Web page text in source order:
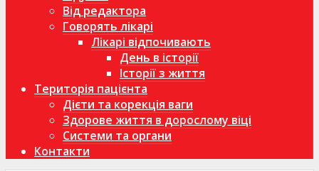
Від редактора
Говорять лікарі
Лікарі відпочивають
День в історії
Історії з життя
Територія пацієнта
Дієти та корекція ваги
Здорове життя в дорослому віці
Системи та органи
Контакти